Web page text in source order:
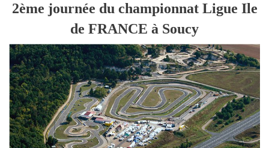
2ème journée du championnat Ligue Ile
de FRANCE à Soucy